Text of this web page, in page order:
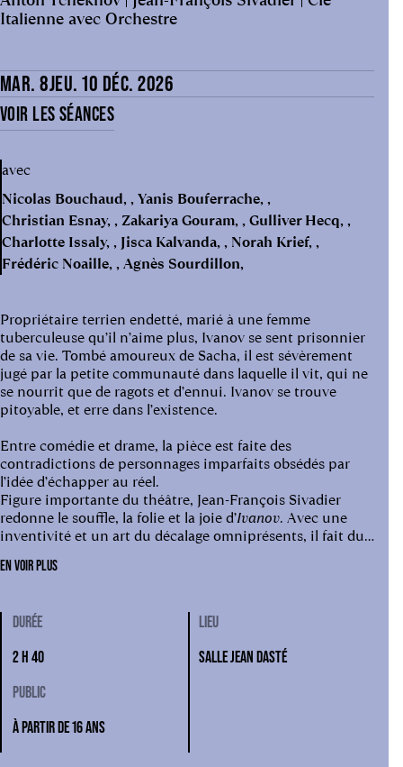
Italienne avec Orchestre
MAR. 8JEU. 10 DÉC. 2026
VOIR LES SÉANCES
avec
Nicolas Bouchaud
Yanis Bouferrache
Christian Esnay
Zakariya Gouram
Gulliver Hecq
Charlotte Issaly
Jisca Kalvanda
Norah Krief
Frédéric Noaille
Agnès Sourdillon
Propriétaire terrien endetté, marié à une femme
tuberculeuse qu’il n’aime plus, Ivanov se sent prisonnier
de sa vie. Tombé amoureux de Sacha, il est sévèrement
jugé par la petite communauté dans laquelle il vit, qui ne
se nourrit que de ragots et d’ennui. Ivanov se trouve
pitoyable, et erre dans l’existence.
Entre comédie et drame, la pièce est faite des
contradictions de personnages imparfaits obsédés par
l’idée d’échapper au réel.
Figure importante du théâtre, Jean-François Sivadier
redonne le souffle, la folie et la joie d’Ivanov. Avec une
inventivité et un art du décalage omniprésents, il fait du
comédien·nes, dont ses fidéles Nicolas Bouchaud, dans le
et fait de son
une fête théâtrale qui salue la
vivacité du langage et des corps.
EN VOIR PLUS
DURÉE
2 H 40
LIEU
SALLE JEAN DASTÉ
PUBLIC
À PARTIR DE 16 ANS